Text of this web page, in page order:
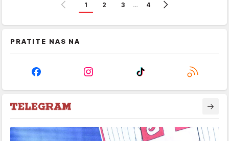
1 2 3 … 4
PRATITE NAS NA